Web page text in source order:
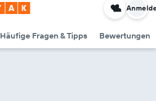
Häufige Fragen & Tipps Bewertungen